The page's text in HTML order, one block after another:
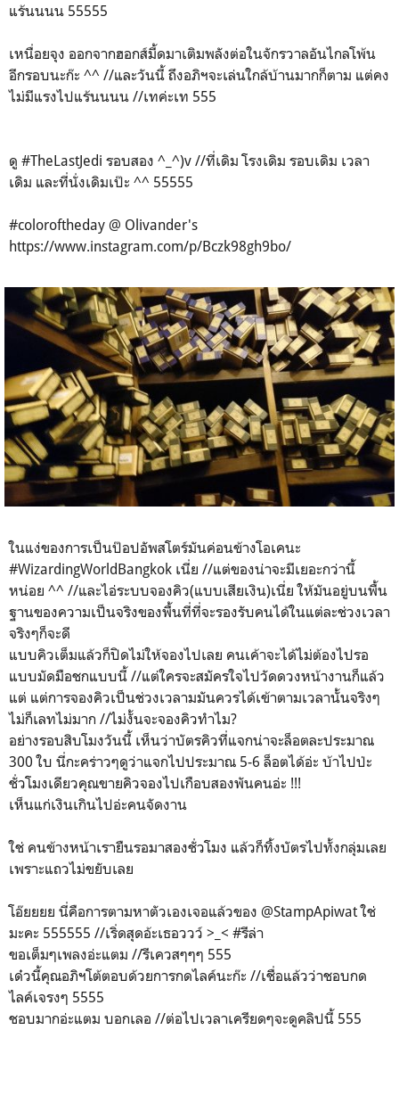
แร้นนนน 55555
เหนื่อยจุง ออกจากฮอกส์มี้ดมาเติมพลังต่อในจักรวาลอันไกลโพ้น
อีกรอบนะก๊ะ ^^ //และวันนี้ ถึงอภิฯจะเล่นใกล้บ้านมากก็ตาม แต่คง
ไม่มีแรงไปแร้นนนน //เทค่ะเท 555
ดู #TheLastJedi รอบสอง ^_^)v //ที่เดิม โรงเดิม รอบเดิม เวลา
เดิม และที่นั่งเดิมเป๊ะ ^^ 55555
#coloroftheday @ Olivander's
https://www.instagram.com/p/Bczk98gh9bo/
ในแง่ของการเป็นป๊อปอัพสโตร์มันค่อนข้างโอเคนะ
#WizardingWorldBangkok เนี่ย //แต่ของน่าจะมีเยอะกว่านี้
หน่อย ^^ //และไอ่ระบบจองคิว(แบบเสียเงิน)เนี่ย ให้มันอยู่บนพื้น
ฐานของความเป็นจริงของพื้นที่ที่จะรองรับคนได้ในแต่ละช่วงเวลา
จริงๆก็จะดี
แบบคิวเต็มแล้วก็ปิดไม่ให้จองไปเลย คนเค้าจะได้ไม่ต้องไปรอ
แบบมัดมือชกแบบนี้ //แต่ใครจะสมัครใจไปวัดดวงหน้างานก็แล้ว
แต่ แต่การจองคิวเป็นช่วงเวลามมันควรได้เข้าตามเวลานั้นจริงๆ
ไม่ก็เลทไม่มาก //ไม่งั้นจะจองคิวทำไม?
อย่างรอบสิบโมงวันนี้ เห็นว่าบัตรคิวที่แจกน่าจะล็อตละประมาณ
300 ใบ นี่กะคร่าวๆดูว่าแจกไปประมาณ 5-6 ล็อตได้อ่ะ บ้าไปป่ะ
ชั่วโมงเดียวคุณขายคิวจองไปเกือบสองพันคนอ่ะ !!!
เห็นแก่เงินเกินไปอ่ะคนจัดงาน
ใช่ คนข้างหน้าเรายืนรอมาสองชั่วโมง แล้วก็ทิ้งบัตรไปทั้งกลุ่มเลย
เพราะแถวไม่ขยับเลย
โอ๊ยยยย นี่คือการตามหาตัวเองเจอแล้วของ @StampApiwat ใช่
มะคะ 555555 //เริ่ดสุดอ้ะเธอววว์ >_< #รีล่า
ขอเต็มๆเพลงอ่ะแตม //รีเควสๆๆๆ 555
เด๋วนี้คุณอภิฯโต้ตอบด้วยการกดไลค์นะก๊ะ //เชื่อแล้วว่าชอบกด
ไลค์เจรงๆ 5555
ชอบมากอ่ะแตม บอกเลอ //ต่อไปเวลาเครียดๆจะดูคลิปนี้ 555